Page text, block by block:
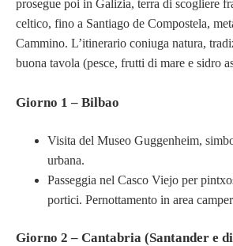
prosegue poi in Galizia, terra di scogliere
celtico, fino a Santiago de Compostela,
Cammino. L’itinerario coniuga natura,
buona tavola (pesce, frutti di mare e sidro
Giorno 1 – Bilbao
Visita del Museo Guggenheim,
urbana.
Passeggia nel Casco Viejo per
portici. Pernottamento in area
Giorno 2 – Cantabria (Santander e